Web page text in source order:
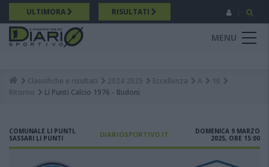
Salta
al
contenuto
principale
ULTIMORA RISULTATI
MENU
Breadcrumb
Classifiche e risultati 2024 2025 Eccellenza A
10
Ritorno
Li Punti Calcio 1976 - Budoni
COMUNALE LI PUNTI,
SASSARI LI PUNTI
DIARIOSPORTIVO.IT
DOMENICA 9 MARZO
2025, ORE 15:00